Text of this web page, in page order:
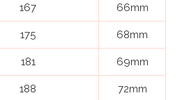
167 66mm
175 68mm
181 69mm
188 72mm